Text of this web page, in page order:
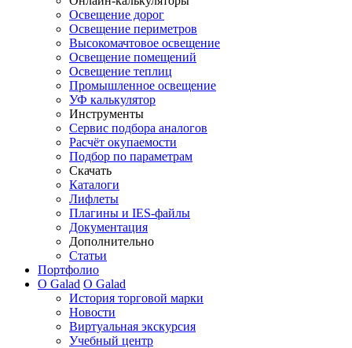
Освещение дорог
Освещение периметров
Высокомачтовое освещение
Освещение помещений
Освещение теплиц
Промышленное освещение
УФ калькулятор
Инструменты
Сервис подбора аналогов
Расчёт окупаемости
Подбор по параметрам
Скачать
Каталоги
Лифлеты
Плагины и IES-файлы
Документация
Дополнительно
Статьи
Портфолио
О Galad О Galad
История торговой марки
Новости
Виртуальная экскурсия
Учебный центр